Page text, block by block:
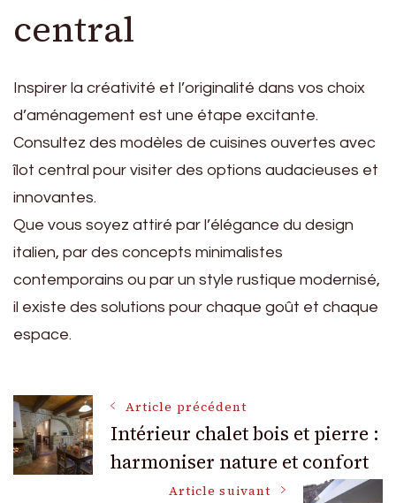
central
Inspirer la créativité et l’originalité dans vos choix
d’aménagement est une étape excitante.
Consultez des modèles de cuisines ouvertes avec
îlot central pour visiter des options audacieuses et
innovantes.
Que vous soyez attiré par l’élégance du design
italien, par des concepts minimalistes
contemporains ou par un style rustique modernisé,
il existe des solutions pour chaque goût et chaque
espace.
Navigation
des
Article précédent
Intérieur chalet bois et pierre :
harmoniser nature et confort
Article suivant